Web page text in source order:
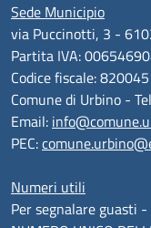
Sede Municipio
via Puccinotti, 3 -
Partita IVA:
Codice fiscale:
Comune di Urbino -
Email:
PEC:
Numeri utili
Per segnalare guasti